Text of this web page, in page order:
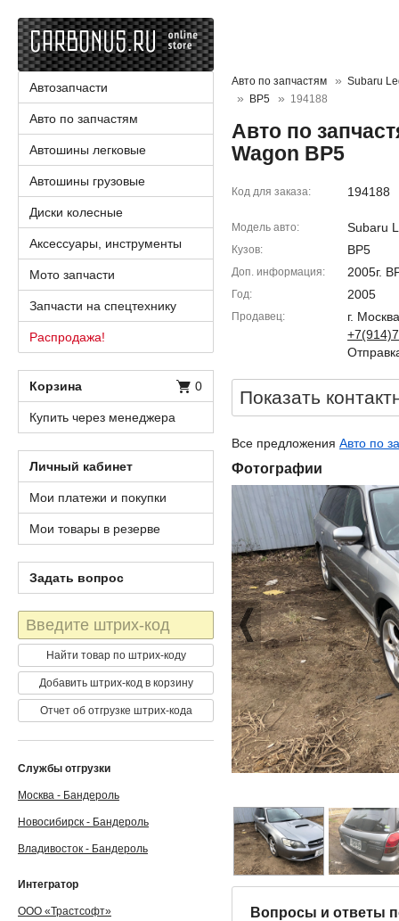
Авто по запчастям
Subaru
BP5
194188
Авто по
Wagon BP5
Код для заказа 194188
Модель авто Subaru
Кузов BP5
Доп. информация 2005г.
Год 2005
Продавец
г.
Показать
Все предложения Авто по
Фотографии
Вопросы и ответы
Автозапчасти
Авто по запчастям
Автошины легковые
Автошины грузовые
Диски колесные
Аксессуары, инструменты
Мото запчасти
Запчасти на спецтехнику
Распродажа!
Корзина 0
Купить через менеджера
Личный кабинет
Мои платежи и покупки
Мои товары в резерве
Задать вопрос
Штрих-
код
Найти товар по штрих-коду
Добавить штрих-код в корзину
Отчет об отгрузке штрих-кода
Службы отгрузки
Москва - Бандероль
Новосибирск - Бандероль
Владивосток - Бандероль
Интегратор
ООО «Трастсофт»